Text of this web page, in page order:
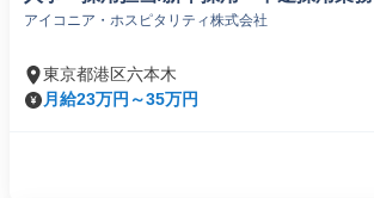
アイコニア・ホスピタリティ株式会社
東京都港区六本木
月給23万円～35万円